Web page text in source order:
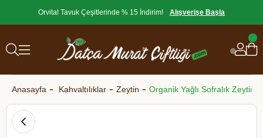
Orvital Tavuk Çeşitlerinde % 15 İndirim! Alışverişe Başla
Anasayfa Kahvaltılıklar Zeytin Organik Yağlı Sofralık Zeytin